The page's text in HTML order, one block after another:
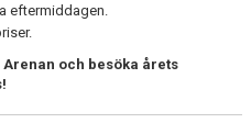
eftermiddagen.
och besöka årets